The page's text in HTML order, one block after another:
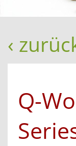
‹
Q-